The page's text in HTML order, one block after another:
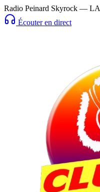
Radio Peinard Skyrock — LA
Écouter en direct